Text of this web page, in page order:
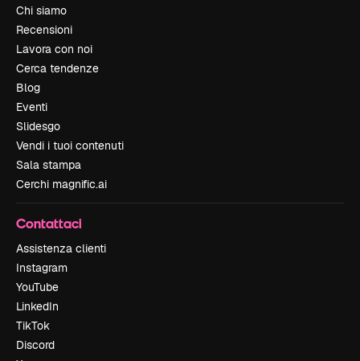
Chi siamo
Recensioni
Lavora con noi
Cerca tendenze
Blog
Eventi
Slidesgo
Vendi i tuoi contenuti
Sala stampa
Cerchi magnific.ai
Contattaci
Assistenza clienti
Instagram
YouTube
LinkedIn
TikTok
Discord